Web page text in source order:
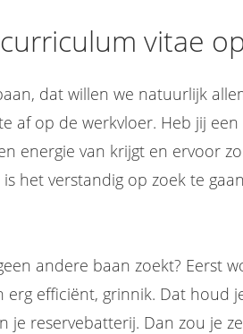
vitae
dat willen we natuurlijk
af op de werkvloer. Heb jij
energie van krijgt en ervoor
het verstandig op zoek te
andere baan zoekt? Eerst
efficiënt, grinnik. Dat houd
je reservebatterij. Dan zou je